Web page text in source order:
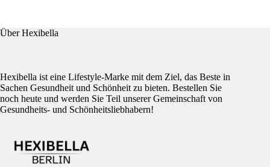
Über Hexibella
Hexibella ist eine Lifestyle-Marke mit dem Ziel, das Beste in
Sachen Gesundheit und Schönheit zu bieten. Bestellen Sie
noch heute und werden Sie Teil unserer Gemeinschaft von
Gesundheits- und Schönheitsliebhabern!